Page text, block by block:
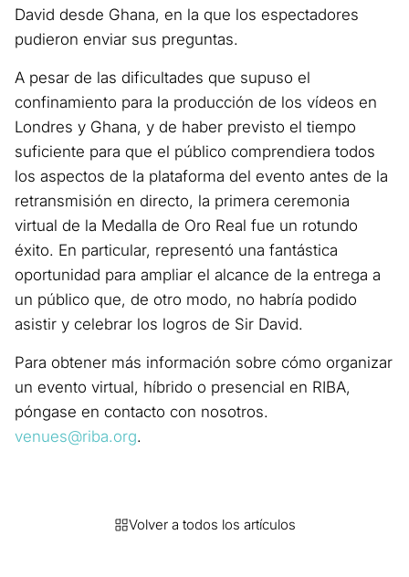
David desde Ghana, en la que los espectadores
pudieron enviar sus preguntas.
A pesar de las dificultades que supuso el
confinamiento para la producción de los vídeos en
Londres y Ghana, y de haber previsto el tiempo
suficiente para que el público comprendiera todos
los aspectos de la plataforma del evento antes de la
retransmisión en directo, la primera ceremonia
virtual de la Medalla de Oro Real fue un rotundo
éxito. En particular, representó una fantástica
oportunidad para ampliar el alcance de la entrega a
un público que, de otro modo, no habría podido
asistir y celebrar los logros de Sir David.
Para obtener más información sobre cómo organizar
un evento virtual, híbrido o presencial en RIBA,
póngase en contacto con nosotros.
venues@riba.org.
Volver a todos los artículos